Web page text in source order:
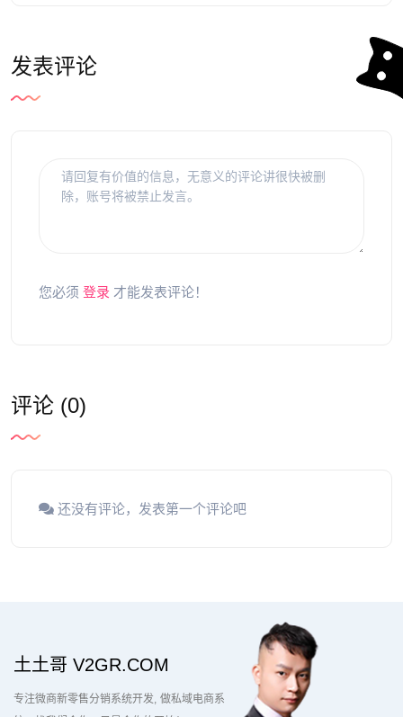
发表评论
您必须 登录 才能发表评论！
评论 (0)
还没有评论，发表第一个评论吧
土土哥 V2GR.COM
专注微商新零售分销系统开发 做私域电商系